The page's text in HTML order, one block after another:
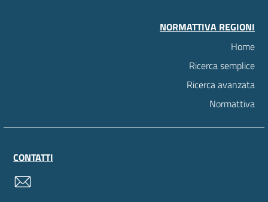
NORMATTIVA REGIONI
Home
Ricerca semplice
Ricerca avanzata
Normattiva
CONTATTI